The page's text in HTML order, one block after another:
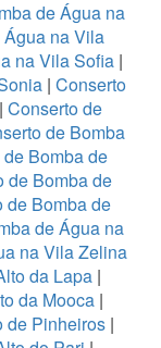
de Água na
na Vila
na Vila Sofia|
| Conserto
| Conserto de
de Bomba
Bomba de
de Bomba de
de Bomba de
de Água na
na Vila Zelina
da Lapa |
da Mooca |
de Pinheiros |